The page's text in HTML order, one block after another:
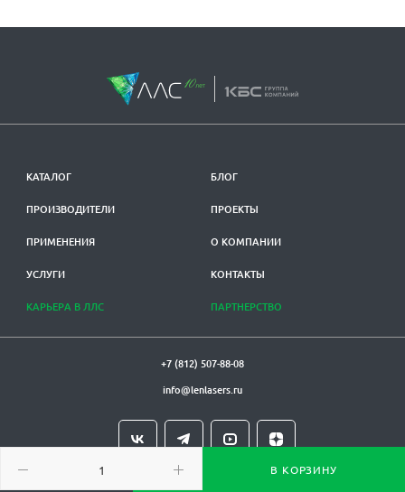
В КОРЗИНУ
КАТАЛОГ
ПРОИЗВОДИТЕЛИ
ПРИМЕНЕНИЯ
УСЛУГИ
КАРЬЕРА В ЛЛС
БЛОГ
ПРОЕКТЫ
О КОМПАНИИ
КОНТАКТЫ
ПАРТНЕРСТВО
+7 (812) 507-88-08
info@lenlasers.ru